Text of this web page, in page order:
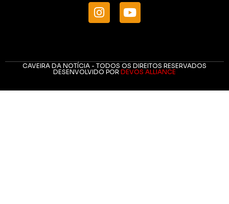
CAVEIRA DA NOTÍCIA - TODOS OS DIREITOS RESERVADOS
DESENVOLVIDO POR DEVOS ALLIANCE